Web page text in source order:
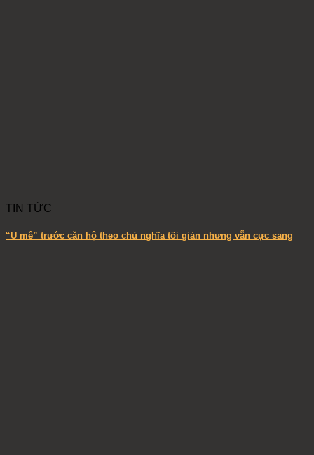
TIN TỨC
“U mê” trước căn hộ theo chủ nghĩa tối giản nhưng vẫn cực sang